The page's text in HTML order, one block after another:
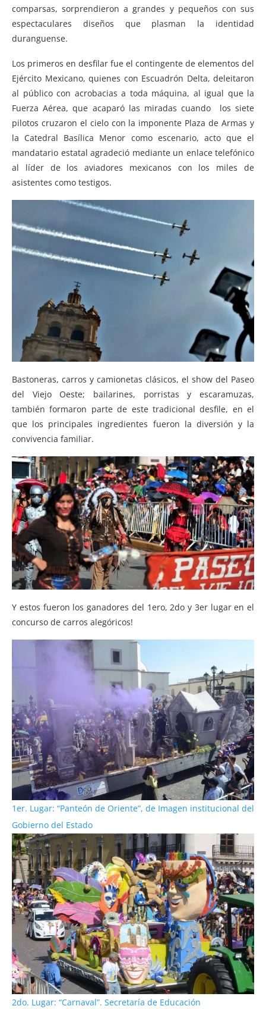
comparsas, sorprendieron a grandes y pequeños con sus
espectaculares diseños que plasman la identidad
duranguense.
Los primeros en desfilar fue el contingente de elementos del
Ejército Mexicano, quienes con Escuadrón Delta, deleitaron
al público con acrobacias a toda máquina, al igual que la
Fuerza Aérea, que acaparó las miradas cuando los siete
pilotos cruzaron el cielo con la imponente Plaza de Armas y
la Catedral Basílica Menor como escenario, acto que el
mandatario estatal agradeció mediante un enlace telefónico
al líder de los aviadores mexicanos con los miles de
asistentes como testigos.
Bastoneras, carros y camionetas clásicos, el show del Paseo
del Viejo Oeste; bailarines, porristas y escaramuzas,
también formaron parte de este tradicional desfile, en el
que los principales ingredientes fueron la diversión y la
convivencia familiar.
Y estos fueron los ganadores del 1ero, 2do y 3er lugar en el
concurso de carros alegóricos!
1er. Lugar: “Panteón de Oriente”, de Imagen institucional del
Gobierno del Estado
2do. Lugar: “Carnaval”. Secretaría de Educación